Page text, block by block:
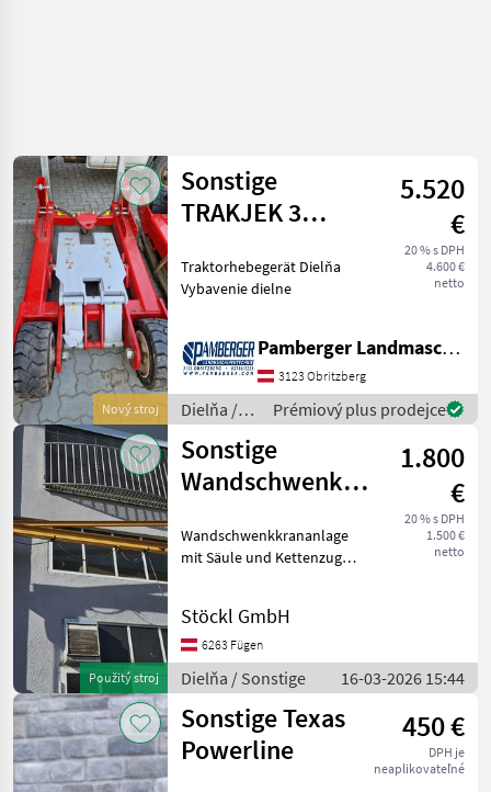
Nový stroj
Sonstige
TRAKJEK 3
Hebeplattform
5.520
€
20 % s DPH
4.600 €
netto
Traktorhebegerät Dielňa
Vybavenie dielne
Pamberger Landmaschinentechnik GmbH
3123 Obritzberg
Dielňa /
Sonstige
Prémiový plus prodejce
Použitý stroj
Sonstige
Wandschwenkkrananlage
1.800
€
20 % s DPH
1.500 €
netto
Wandschwenkkrananlage
mit Säule und Kettenzug
žeriav
Stöckl GmbH
6263 Fügen
Dielňa / Sonstige 16-03-2026 15:44
Sonstige Texas
Powerline
450 €
DPH je
neaplikovateľné